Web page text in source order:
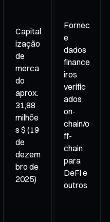
Capital
ização
de
merca
do
aprox.
31,88
milhõe
s $ (19
de
dezem
bro de
2025)
Fornec
e
dados
finance
iros
verific
ados
on-
chain/o
ff-
chain
para
DeFi e
outros